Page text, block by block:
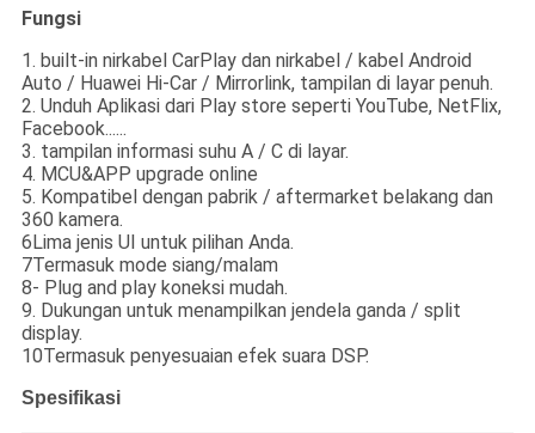
Fungsi
1. built-in nirkabel CarPlay dan nirkabel / kabel Android
Auto / Huawei Hi-Car / Mirrorlink, tampilan di layar penuh.
2. Unduh Aplikasi dari Play store seperti YouTube, NetFlix,
Facebook......
3. tampilan informasi suhu A / C di layar.
4. MCU&APP upgrade online
5. Kompatibel dengan pabrik / aftermarket belakang dan
360 kamera.
6Lima jenis UI untuk pilihan Anda.
7Termasuk mode siang/malam
8- Plug and play koneksi mudah.
9. Dukungan untuk menampilkan jendela ganda / split
display.
10Termasuk penyesuaian efek suara DSP.
Spesifikasi